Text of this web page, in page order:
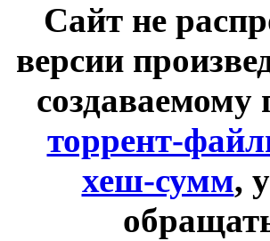
Сайт не
версии
создаваемому
торрент-
хеш-сумм,